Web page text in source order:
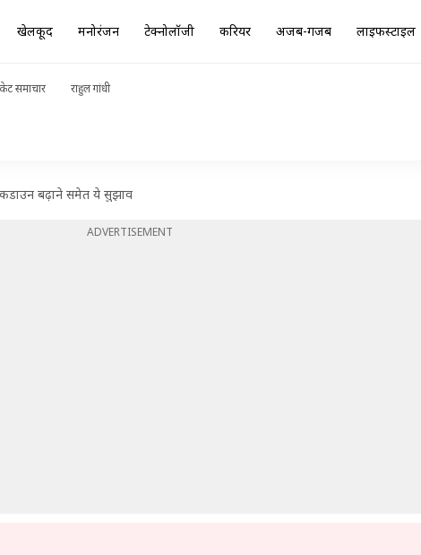
खेलकूद मनोरंजन टेक्नोलॉजी करियर अजब-गजब लाइफस्टाइल
समाचार राहुल गांधी
बढ़ाने समेत ये सुझाव
ADVERTISEMENT